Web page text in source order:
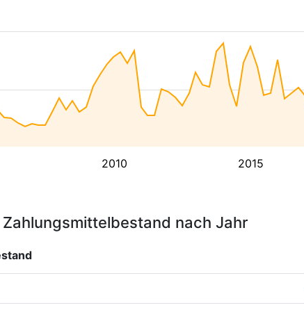
2010 2015
Zahlungsmittelbestand nach Jahr